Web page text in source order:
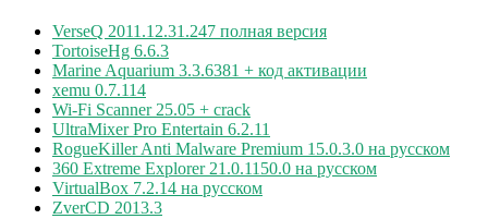
VerseQ 2011.12.31.247 полная версия
TortoiseHg 6.6.3
Marine Aquarium 3.3.6381 + код активации
xemu 0.7.114
Wi-Fi Scanner 25.05 + crack
UltraMixer Pro Entertain 6.2.11
RogueKiller Anti Malware Premium 15.0.3.0 на русском
360 Extreme Explorer 21.0.1150.0 на русском
VirtualBox 7.2.14 на русском
ZverCD 2013.3